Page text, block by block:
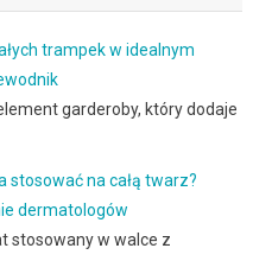
trampek w idealnym
garderoby, który dodaje
stosować na całą twarz?
dermatologów
stosowany w walce z